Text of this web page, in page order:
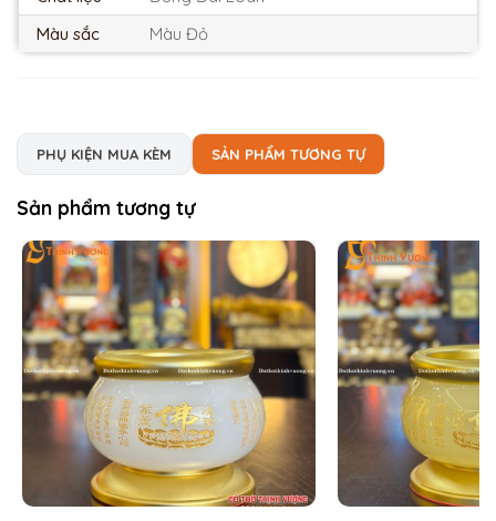
Màu sắc
Màu Đỏ
PHỤ KIỆN MUA KÈM SẢN PHẨM TƯƠNG TỰ
Sản phẩm tương tự